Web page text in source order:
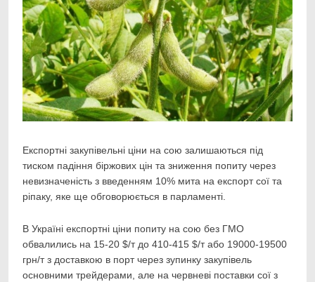
Експортні закупівельні ціни на сою залишаються під
тиском падіння біржових цін та зниження попиту через
невизначеність з введенням 10% мита на експорт сої та
ріпаку, яке ще обговорюється в парламенті.
В Україні експортні ціни попиту на сою без ГМО
обвалились на 15-20 $/т до 410-415 $/т або 19000-19500
грн/т з доставкою в порт через зупинку закупівель
основними трейдерами, але на червневі поставки сої з